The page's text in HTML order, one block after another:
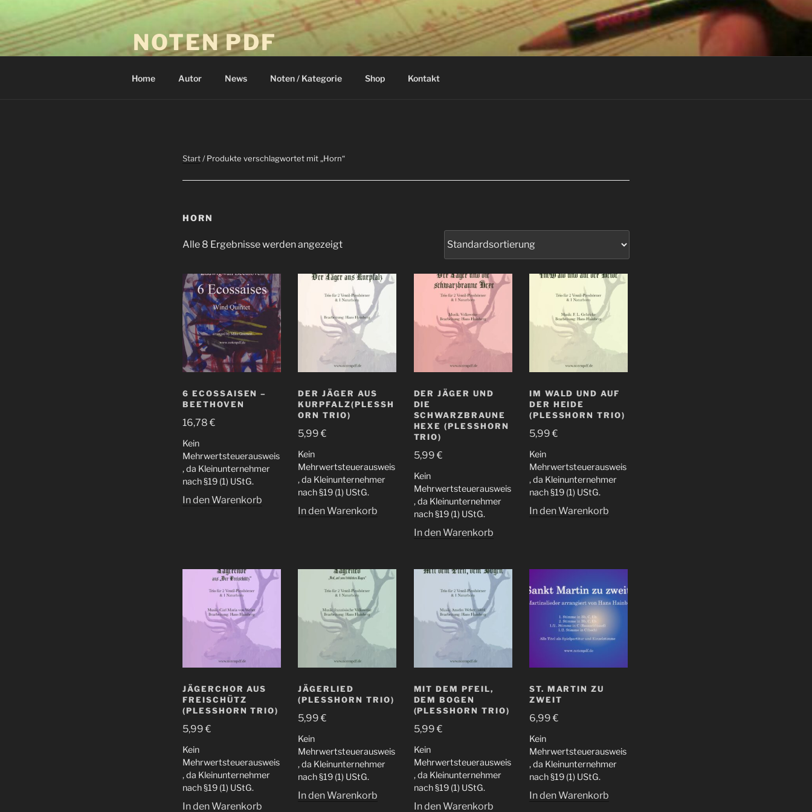
springen
NOTEN PDF
Home Autor News Noten / Kategorie Shop Kontakt
Start/ Produkte verschlagwortet mit „Horn“
HORN
Alle 8 Ergebnisse werden angezeigt
6 ECOSSAISEN –
BEETHOVEN
16,78€
Kein
Mehrwertsteuerausweis
, da Kleinunternehmer
nach §19 (1) UStG.
In den Warenkorb
DER JÄGER AUS
KURPFALZ(PLESSH
ORN TRIO)
5,99€
Kein
Mehrwertsteuerausweis
, da Kleinunternehmer
nach §19 (1) UStG.
In den Warenkorb
DER JÄGER UND
DIE
SCHWARZBRAUNE
HEXE (PLESSHORN
TRIO)
5,99€
Kein
Mehrwertsteuerausweis
, da Kleinunternehmer
nach §19 (1) UStG.
In den Warenkorb
IM WALD UND AUF
DER HEIDE
(PLESSHORN TRIO)
5,99€
Kein
Mehrwertsteuerausweis
, da Kleinunternehmer
nach §19 (1) UStG.
In den Warenkorb
JÄGERCHOR AUS
FREISCHÜTZ
(PLESSHORN TRIO)
5,99€
Kein
Mehrwertsteuerausweis
, da Kleinunternehmer
nach §19 (1) UStG.
In den Warenkorb
JÄGERLIED
(PLESSHORN TRIO)
5,99€
Kein
Mehrwertsteuerausweis
, da Kleinunternehmer
nach §19 (1) UStG.
In den Warenkorb
MIT DEM PFEIL,
DEM BOGEN
(PLESSHORN TRIO)
5,99€
Kein
Mehrwertsteuerausweis
, da Kleinunternehmer
nach §19 (1) UStG.
In den Warenkorb
ST. MARTIN ZU
ZWEIT
6,99€
Kein
Mehrwertsteuerausweis
, da Kleinunternehmer
nach §19 (1) UStG.
In den Warenkorb